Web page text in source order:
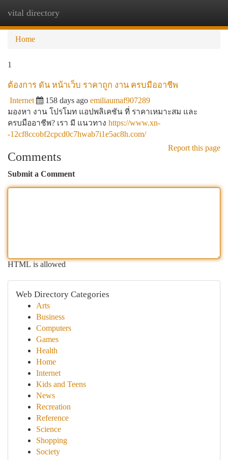
vital directory
Home
1
ต้องการ ดัน หน้าเว็บ ราคาถูก งาน ครบมืออาชีพ
Internet 158 days ago emiliaumaf907289
มองหา งาน โปรโมท แอปพลิเคชัน ที่ ราคาเหมาะสม และ
ครบมืออาชีพ? เรา มี แนวทาง https://www.xn-
-12cf8ccobf2cpcd0c7hwab7i1e5ac8h.com/
Report this page
Comments
Submit a Comment
HTML is allowed
Web Directory Categories
Arts
Business
Computers
Games
Health
Home
Internet
Kids and Teens
News
Recreation
Reference
Science
Shopping
Society